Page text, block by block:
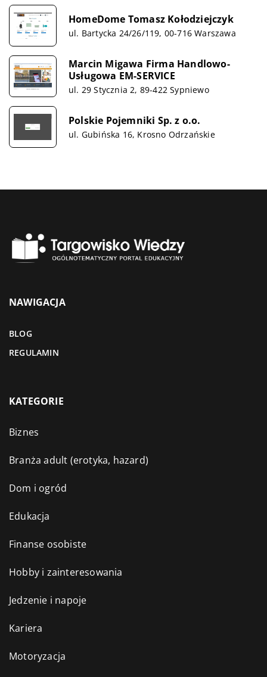
HomeDome Tomasz Kołodziejczyk
ul. Bartycka 24/26/119, 00-716 Warszawa
Marcin Migawa Firma Handlowo-
Usługowa EM-SERVICE
ul. 29 Stycznia 2, 89-422 Sypniewo
Polskie Pojemniki Sp. z o.o.
ul. Gubińska 16, Krosno Odrzańskie
NAWIGACJA
BLOG
REGULAMIN
KATEGORIE
Biznes
Branża adult (erotyka, hazard)
Dom i ogród
Edukacja
Finanse osobiste
Hobby i zainteresowania
Jedzenie i napoje
Kariera
Motoryzacja